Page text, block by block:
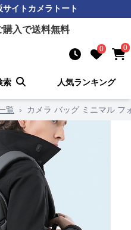
サイトカメラトート
購入で送料無料
0 0
索 人気ランキング
覧 › カメラ バッグ ミニマル フ